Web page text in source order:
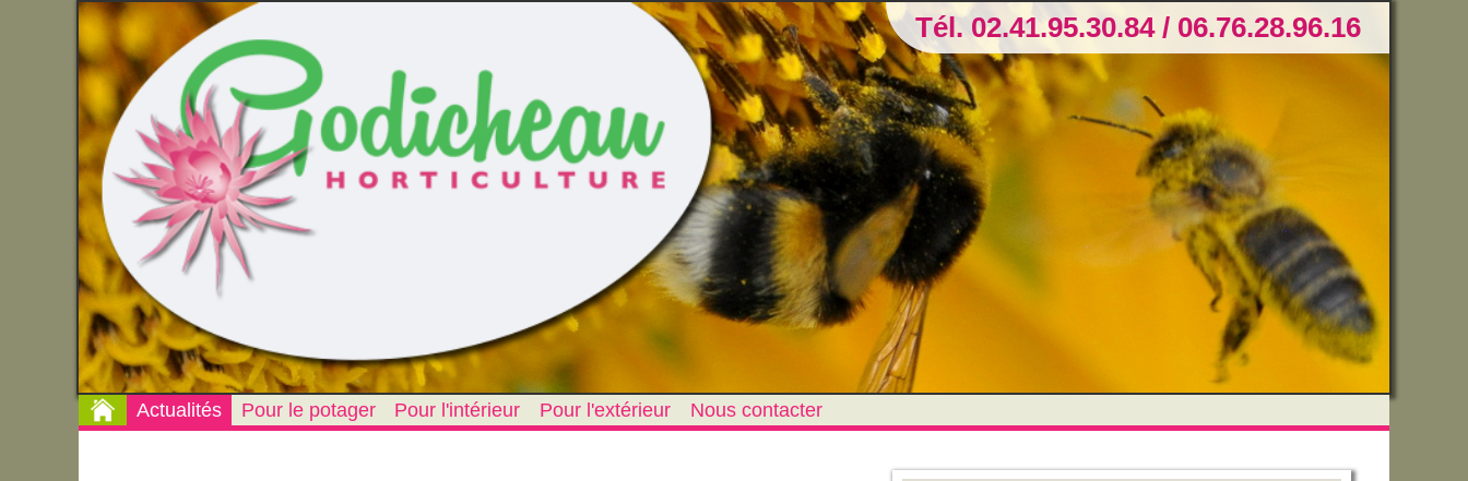
Tél. 02.41.95.30.84 / 06.76.28.96.16
Actualités Pour le potager Pour l'intérieur Pour l'extérieur Nous contacter